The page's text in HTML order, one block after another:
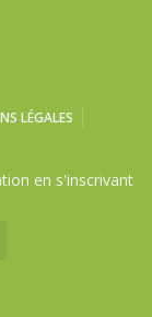
LÉGALES
en s'inscrivant